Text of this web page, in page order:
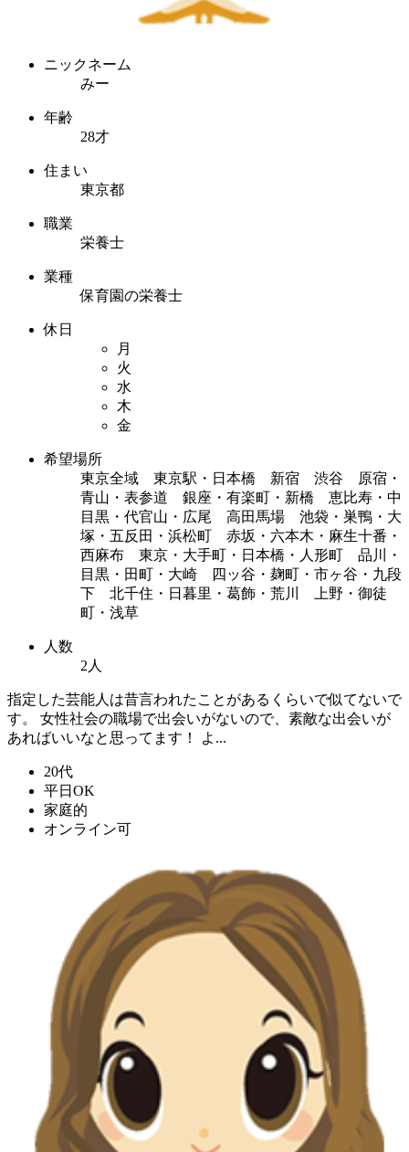
ニックネーム
みー
年齢
28才
住まい
東京都
職業
栄養士
業種
保育園の栄養士
休日
月
火
水
木
金
希望場所
東京全域 東京駅・日本橋 新宿 渋谷 原宿・
青山・表参道 銀座・有楽町・新橋 恵比寿・中
目黒・代官山・広尾 高田馬場 池袋・巣鴨・大
塚・五反田・浜松町 赤坂・六本木・麻生十番・
西麻布 東京・大手町・日本橋・人形町 品川・
目黒・田町・大崎 四ッ谷・麹町・市ヶ谷・九段
下 北千住・日暮里・葛飾・荒川 上野・御徒
町・浅草
人数
2人
指定した芸能人は昔言われたことがあるくらいで似てないで
す。 女性社会の職場で出会いがないので、素敵な出会いが
あればいいなと思ってます！ よ...
20代
平日OK
家庭的
オンライン可